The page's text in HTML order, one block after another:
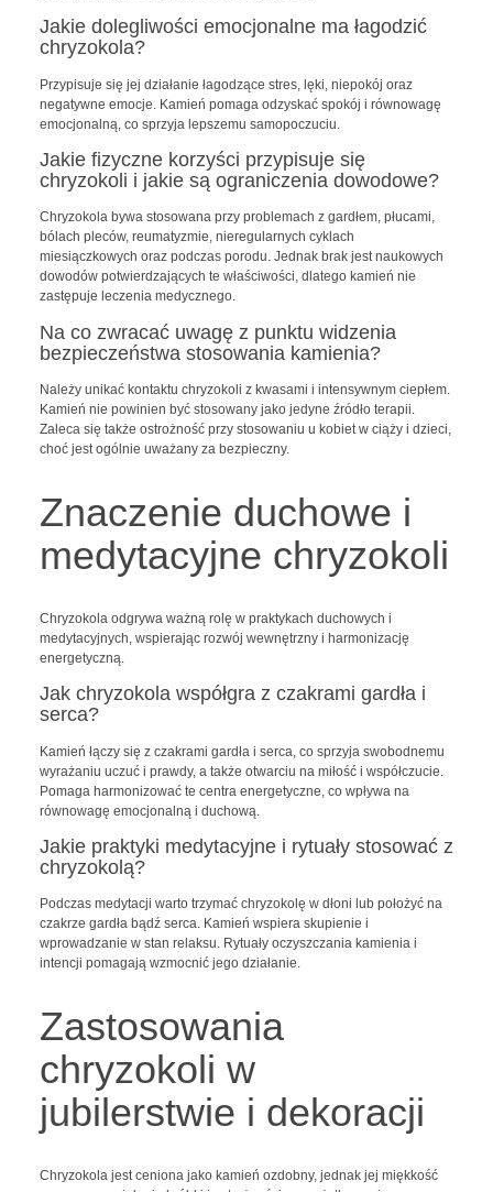
Jakie dolegliwości emocjonalne ma łagodzić
chryzokola?
Przypisuje się jej działanie łagodzące stres, lęki, niepokój oraz
negatywne emocje. Kamień pomaga odzyskać spokój i równowagę
emocjonalną, co sprzyja lepszemu samopoczuciu.
Jakie fizyczne korzyści przypisuje się
chryzokoli i jakie są ograniczenia dowodowe?
Chryzokola bywa stosowana przy problemach z gardłem, płucami,
bólach pleców, reumatyzmie, nieregularnych cyklach
miesiączkowych oraz podczas porodu. Jednak brak jest naukowych
dowodów potwierdzających te właściwości, dlatego kamień nie
zastępuje leczenia medycznego.
Na co zwracać uwagę z punktu widzenia
bezpieczeństwa stosowania kamienia?
Należy unikać kontaktu chryzokoli z kwasami i intensywnym ciepłem.
Kamień nie powinien być stosowany jako jedyne źródło terapii.
Zaleca się także ostrożność przy stosowaniu u kobiet w ciąży i dzieci,
choć jest ogólnie uważany za bezpieczny.
Znaczenie duchowe i
medytacyjne chryzokoli
Chryzokola odgrywa ważną rolę w praktykach duchowych i
medytacyjnych, wspierając rozwój wewnętrzny i harmonizację
energetyczną.
Jak chryzokola współgra z czakrami gardła i
serca?
Kamień łączy się z czakrami gardła i serca, co sprzyja swobodnemu
wyrażaniu uczuć i prawdy, a także otwarciu na miłość i współczucie.
Pomaga harmonizować te centra energetyczne, co wpływa na
równowagę emocjonalną i duchową.
Jakie praktyki medytacyjne i rytuały stosować z
chryzokolą?
Podczas medytacji warto trzymać chryzokolę w dłoni lub położyć na
czakrze gardła bądź serca. Kamień wspiera skupienie i
wprowadzanie w stan relaksu. Rytuały oczyszczania kamienia i
intencji pomagają wzmocnić jego działanie.
Zastosowania
chryzokoli w
jubilerstwie i dekoracji
Chryzokola jest ceniona jako kamień ozdobny, jednak jej miękkość